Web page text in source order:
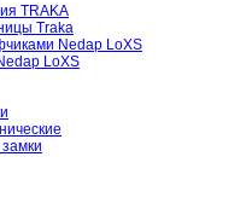
TRAKA
Traka
Nedap LoXS
LoXS